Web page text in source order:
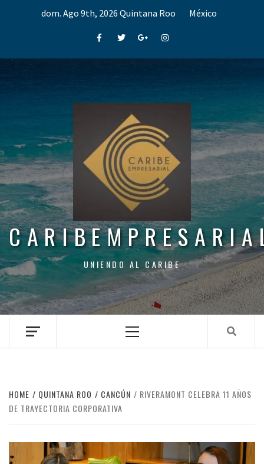
dom. Ago 9th, 2026 Quintana Roo México
FacebookTwitterGoogle+Instagram
UNIENDO AL CARIBE
Menu
HOME QUINTANA ROO CANCÚN
RIVERAMONT CELEBRA 11 AÑOS
DE TRAYECTORIA CORPORATIVA